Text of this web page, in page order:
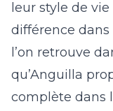
leur style de
différence
l’on retrouve
qu’Anguilla
complète dans